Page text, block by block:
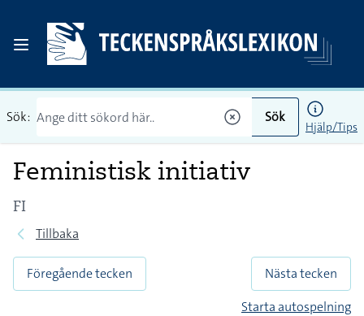
Sök: Sök
Hjälp/Tips
Feministisk initiativ
FI
Tillbaka
Föregående tecken
Nästa tecken
Starta autospelning